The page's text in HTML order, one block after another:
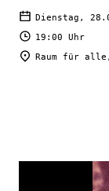
Dienstag,
19:00 Uhr
Raum für